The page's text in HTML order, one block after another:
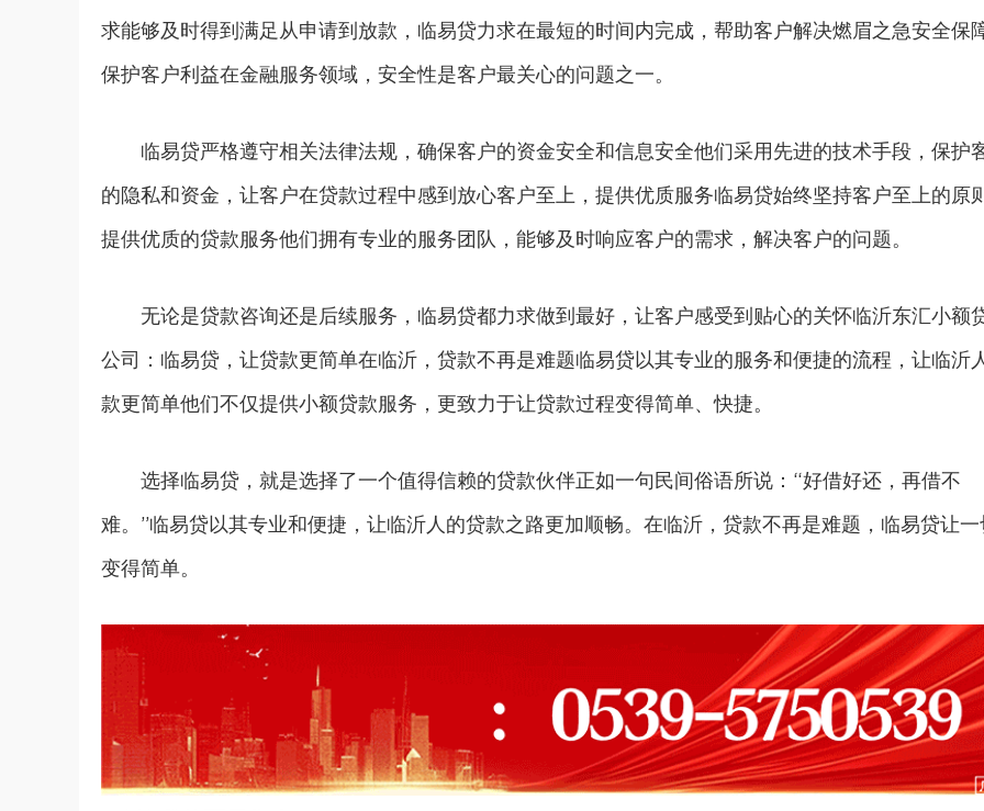
求能够及时得到满足从申请到放款，临易贷力求在最短的时间内完成，帮助客户解决燃眉之急安全保
保护客户利益在金融服务领域，安全性是客户最关心的问题之一。
临易贷严格遵守相关法律法规，确保客户的资金安全和信息安全他们采用先进的技术手段，保护
的隐私和资金，让客户在贷款过程中感到放心客户至上，提供优质服务临易贷始终坚持客户至上的原
提供优质的贷款服务他们拥有专业的服务团队，能够及时响应客户的需求，解决客户的问题。
无论是贷款咨询还是后续服务，临易贷都力求做到最好，让客户感受到贴心的关怀临沂东汇小额
公司：临易贷，让贷款更简单在临沂，贷款不再是难题临易贷以其专业的服务和便捷的流程，让临沂
款更简单他们不仅提供小额贷款服务，更致力于让贷款过程变得简单、快捷。
选择临易贷，就是选择了一个值得信赖的贷款伙伴正如一句民间俗语所说：“好借好还，再借不
难。”临易贷以其专业和便捷，让临沂人的贷款之路更加顺畅。在临沂，贷款不再是难题，临易贷让一
变得简单。